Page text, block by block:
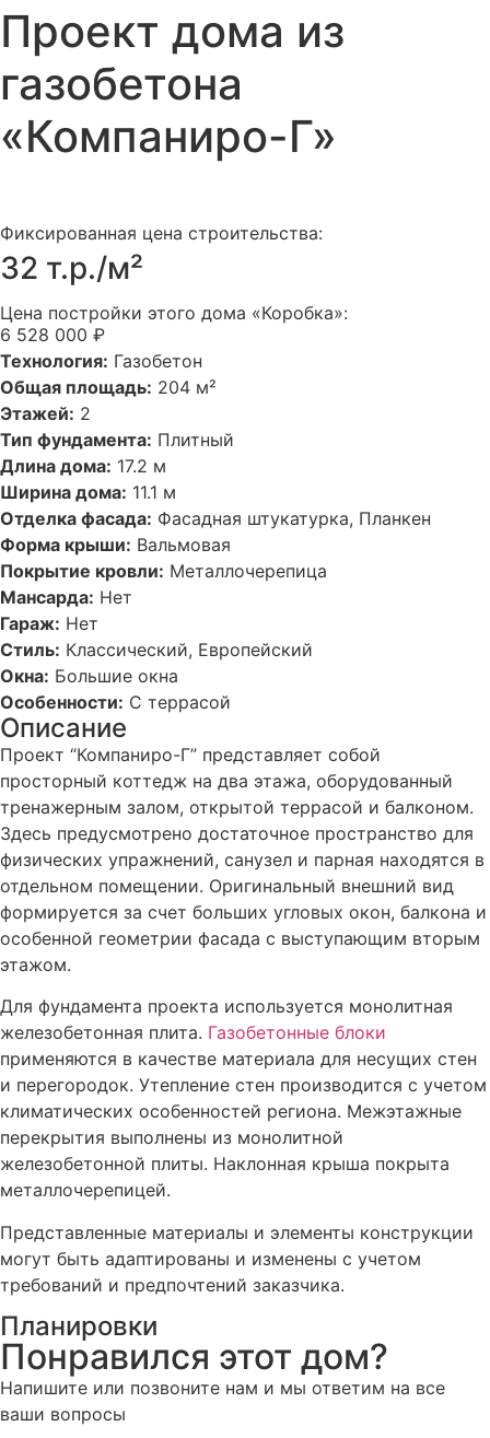
Проект дома из
газобетона
«Компаниро-Г»
Фиксированная цена строительства:
32 т.р./м²
Цена постройки этого дома «Коробка»:
6 528 000 ₽
Технология: Газобетон
Общая площадь: 204 м²
Этажей: 2
Тип фундамента: Плитный
Длина дома: 17.2 м
Ширина дома: 11.1 м
Отделка фасада: Фасадная штукатурка, Планкен
Форма крыши: Вальмовая
Покрытие кровли: Металлочерепица
Мансарда: Нет
Гараж: Нет
Стиль: Классический, Европейский
Окна: Большие окна
Особенности: С террасой
Описание
Проект “Компаниро-Г” представляет собой
просторный коттедж на два этажа, оборудованный
тренажерным залом, открытой террасой и балконом.
Здесь предусмотрено достаточное пространство для
физических упражнений, санузел и парная находятся в
отдельном помещении. Оригинальный внешний вид
формируется за счет больших угловых окон, балкона и
особенной геометрии фасада с выступающим вторым
этажом.
Для фундамента проекта используется монолитная
железобетонная плита. Газобетонные блоки
применяются в качестве материала для несущих стен
и перегородок. Утепление стен производится с учетом
климатических особенностей региона. Межэтажные
перекрытия выполнены из монолитной
железобетонной плиты. Наклонная крыша покрыта
металлочерепицей.
Представленные материалы и элементы конструкции
могут быть адаптированы и изменены с учетом
требований и предпочтений заказчика.
Планировки
Понравился этот дом?
Напишите или позвоните нам и мы ответим на все
ваши вопросы